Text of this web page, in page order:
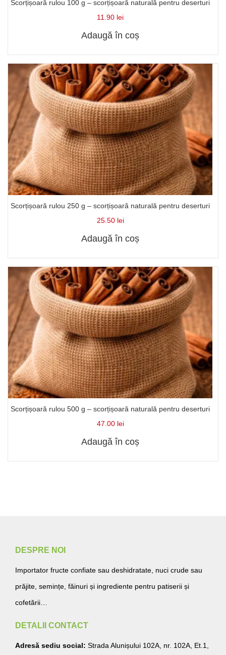
Scorțișoară rulou 100 g – scorțișoară naturală pentru deserturi
11.90 lei
Adaugă în coș
Scorțișoară rulou 250 g – scorțișoară naturală pentru deserturi
25.50 lei
Adaugă în coș
Scorțișoară rulou 500 g – scorțișoară naturală pentru deserturi
47.00 lei
Adaugă în coș
DESPRE NOI
Importator fructe confiate sau deshidratate, nuci crude sau
prăjite, semințe, făinuri și ingrediente pentru patiserii și
cofetării…
DETALII CONTACT
Adresă sediu social: Strada Alunișului 102A, nr. 102A, Et.1,